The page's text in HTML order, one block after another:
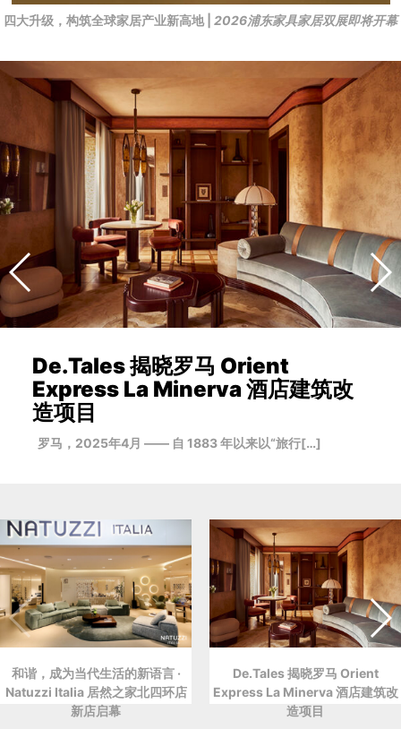
四大升级，构筑全球家居产业新高地 | 2026浦东家具家居双展即将开幕
De.Tales 揭晓罗马 Orient
Express La Minerva 酒店建筑改
造项目
罗马，2025年4月 —— 自 1883 年以来以“旅行[…]
和谐，成为当代生活的新语言 ·
Natuzzi Italia 居然之家北四环店
新店启幕
De.Tales 揭晓罗马 Orient
Express La Minerva 酒店建筑改
造项目